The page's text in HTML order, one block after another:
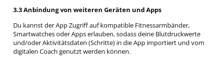
3.3 Anbindung von weiteren Geräten und Apps
Du kannst der App Zugriff auf kompatible Fitnessarmbänder,
Smartwatches oder Apps erlauben, sodass deine Blutdruckwerte
und/oder Aktivitätsdaten (Schritte) in die App importiert und vom
digitalen Coach genutzt werden können.